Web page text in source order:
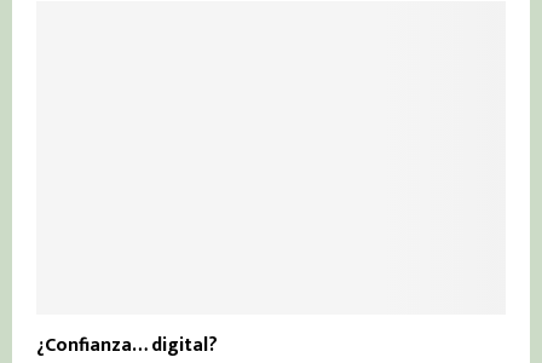
¿Confianza… digital?